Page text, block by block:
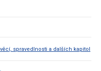
spravedlnosti a dalších kapitol